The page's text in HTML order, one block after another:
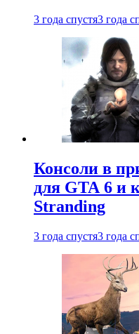
3 года спустя3 года
Консоли в
для GTA 6 и
Stranding
3 года спустя3 года